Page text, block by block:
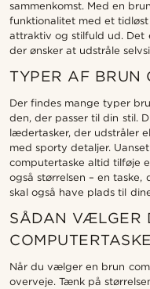
sammenkomst. Med en
funktionalitet med et
attraktiv og stilfuld ud. Det
der ønsker at udstråle
TYPER AF BRUN
Der findes mange typer
den, der passer til din stil.
lædertasker, der udstråler
med sporty detaljer.
computertaske altid tilføje
også størrelsen – en
skal også have plads til
SÅDAN VÆLGER
COMPUTERTASKE
Når du vælger en brun
overveje. Tænk på